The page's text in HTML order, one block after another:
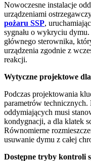
Nowoczesne instalacje
urządzeniami
pożaru SSP,
sygnału o wykryciu
głównego sterownika,
urządzenia zgodnie z
reakcji.
Wytyczne projektowe
Podczas projektowania
parametrów
oddymiających musi
kondygnacji, a dla klatek
Równomierne
usuwanie dymu z całej
Dostępne tryby kontroli